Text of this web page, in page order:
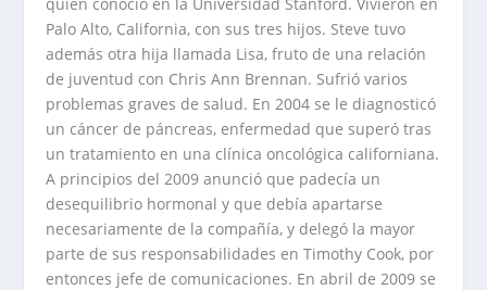
Palo Alto, California, con sus tres hijos. Steve tuvo
además otra hija llamada Lisa, fruto de una relación
de juventud con Chris Ann Brennan. Sufrió varios
problemas graves de salud. En 2004 se le diagnosticó
un cáncer de páncreas, enfermedad que superó tras
un tratamiento en una clínica oncológica californiana.
A principios del 2009 anunció que padecía un
desequilibrio hormonal y que debía apartarse
necesariamente de la compañía, y delegó la mayor
parte de sus responsabilidades en Timothy Cook, por
entonces jefe de comunicaciones. En abril de 2009 se